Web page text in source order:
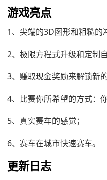
游戏亮点
1、尖端的3D图形和粗糙的
2、极限方程式升级和定制
3、赚取现金奖励来解锁新的
4、比赛你所希望的方式：
5、真实赛车的感觉；
6、赛车在城市快速赛车。
更新日志